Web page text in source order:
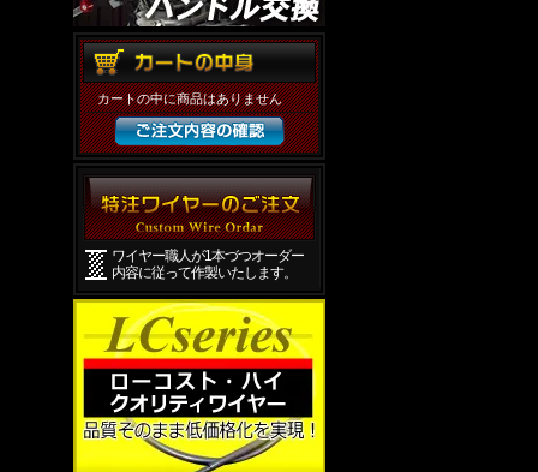
カートの中に商品はありません
ワイヤー職人が1本づつオーダー
内容に従って作製いたします。